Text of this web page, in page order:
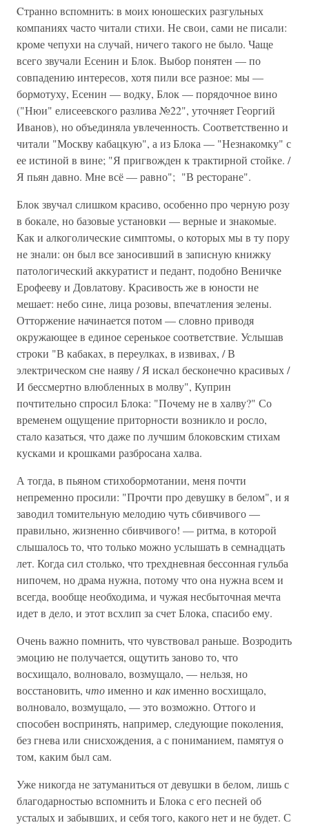
Cтранно вспомнить: в моих юноше­ских разгульных
компаниях часто чи­тали стихи. Не свои, сами не писали:
кроме чепухи на случай, ничего тако­го не было. Чаще
всего звучали Есе­нин и Блок. Выбор понятен — по
совпадению ин­тересов, хотя пили все разное: мы —
бормотуху, Есенин — водку, Блок — порядочное вино
("Нюи" елисеевского разлива №22", уточняет Георгий
Иванов), но объединяла увлеченность. Соответ­ственно и
читали "Москву кабацкую", а из Бло­ка — "Незнакомку" с
ее истиной в вине; "Я при­гвожден к трактирной стойке. /
Я пьян давно. Мне всё — равно"; "В ресторане".
Блок звучал слишком красиво, особенно про черную розу
в бокале, но базовые установки — верные и знакомые.
Как и алкоголические симп­томы, о которых мы в ту пору
не знали: он был все заносивший в записную книжку
патологиче­ский аккуратист и педант, подобно Веничке
Еро­фееву и Довлатову. Красивость же в юности не
мешает: небо сине, лица розовы, впечатления зелены.
Отторжение начинается потом — словно приводя
окружающее в единое серенькое соответствие. Услышав
строки "В кабаках, в пере­улках, в извивах, / В
электрическом сне наяву / Я искал бесконечно красивых /
И бессмертно влюбленных в молву", Куприн
почтительно спро­сил Блока: "Почему не в халву?" Со
временем ощущение приторности возникло и росло,
стало казаться, что даже по лучшим блоковским сти­хам
кусками и крошками разбросана халва.
А тогда, в пьяном стихобормотании, меня почти
непременно просили: "Прочти про девуш­ку в белом", и я
заводил томительную мелодию чуть сбивчивого —
правильно, жизненно сбивчи­вого! — ритма, в которой
слышалось то, что толь­ко можно услышать в семнадцать
лет. Когда сил столько, что трехдневная бессонная гульба
ни­почем, но драма нужна, потому что она нужна всем и
всегда, вообще необходима, и чужая несбыточная мечта
идет в дело, и этот всхлип за счет Блока, спасибо ему.
Очень важно помнить, что чувствовал рань­ше. Возродить
эмоцию не получается, ощутить заново то, что
восхищало, волновало, возмуща­ло, — нельзя, но
восстановить, чтоименно и какименно восхищало,
волновало, возмущало, — это возможно. Оттого и
способен воспринять, напри­мер, следующие поколения,
без гнева или снис­хождения, а с пониманием, памятуя о
том, ка­ким был сам.
Уже никогда не затуманиться от девушки в белом, лишь с
благодарностью вспомнить и Бло­ка с его песней об
усталых и забывших, и себя того, какого нет и не будет. С